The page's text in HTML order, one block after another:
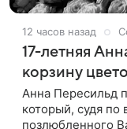
12 часов назад
17-летняя
корзину
Анна Пересильд
который, судя по
позлюбленного